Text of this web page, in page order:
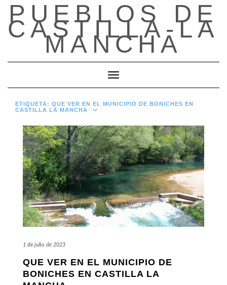
Saltar
contenido
PUEBLOS DE
CASTILLA-LA
MANCHA
Cambiar modo de navegación
ETIQUETA: QUE VER EN EL MUNICIPIO DE BONICHES EN
CASTILLA LA MANCHA
1 de julio de 2023
QUE VER EN EL MUNICIPIO DE
BONICHES EN CASTILLA LA